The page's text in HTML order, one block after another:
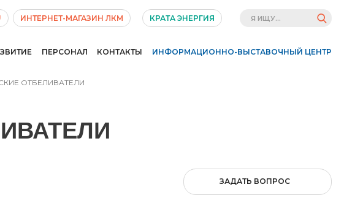
ИНТЕРНЕТ-МАГАЗИН ЛКМ КРАТА ЭНЕРГИЯ
ПЕРСОНАЛ КОНТАКТЫ ИНФОРМАЦИОННО-ВЫСТАВОЧНЫЙ ЦЕНТР
ОТБЕЛИВАТЕЛИ
ЗАДАТЬ ВОПРОС